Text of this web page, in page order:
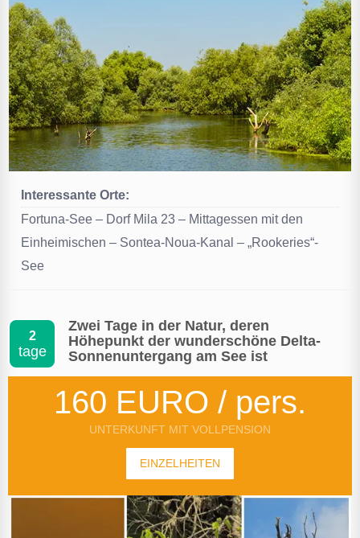
Interessante Orte:
Fortuna-See – Dorf Mila 23 – Mittagessen mit den
Einheimischen – Sontea-Noua-Kanal – „Rookeries“-
See
2
tage
Zwei Tage in der Natur, deren
Höhepunkt der wunderschöne Delta-
Sonnenuntergang am See ist
160 EURO / pers.
UNTERKUNFT MIT VOLLPENSION
EINZELHEITEN